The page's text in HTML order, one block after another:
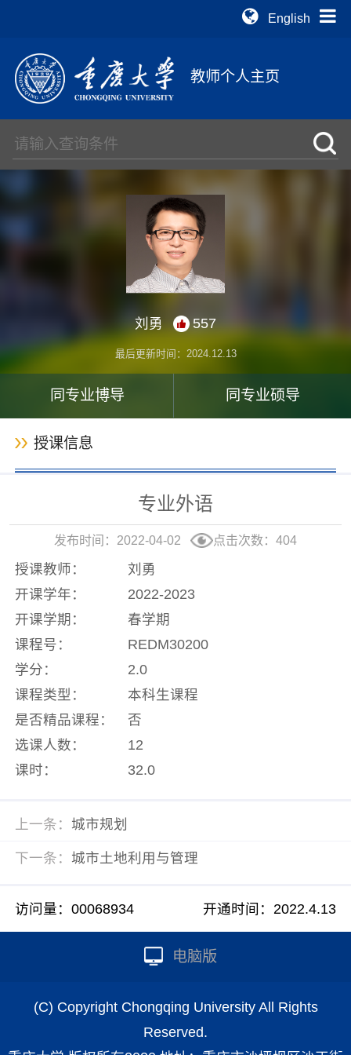
English
教师个人主页
刘勇 557
最后更新时间： 2024.12.13
同专业博导 同专业硕导
授课信息
专业外语
发布时间：2022-04-02 点击次数： 404
授课教师：
刘勇
开课学年：
2022-2023
开课学期：
春学期
课程号：
REDM30200
学分：
2.0
课程类型：
本科生课程
是否精品课程：
否
选课人数：
12
课时：
32.0
上一条： 城市规划
下一条： 城市土地利用与管理
访问量：00068934 开通时间： 2022.4.13
电脑版
(C) Copyright Chongqing University All Rights
Reserved.